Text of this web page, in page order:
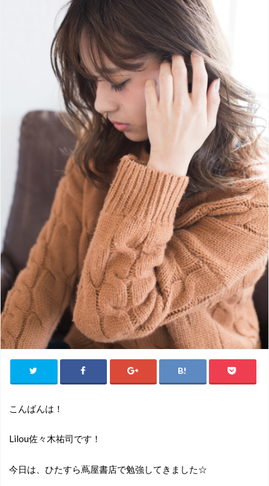
こんばんは！
Lilou佐々木祐司です！
今日は、ひたすら蔦屋書店で勉強してきました☆